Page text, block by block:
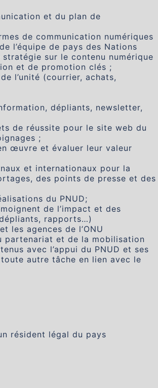
et du plan de
de communication numériques
l’équipe de pays des Nations
sur le contenu numérique
et de promotion clés ;
l’unité (courrier, achats,
dépliants, newsletter,
de réussite pour le site web du
;
œuvre et évaluer leur valeur
et internationaux pour la
des points de presse et des
du PNUD;
de l’impact et des
rapports…)
les agences de l’ONU
partenariat et de la mobilisation
avec l’appui du PNUD et ses
autre tâche en lien avec le
résident légal du pays